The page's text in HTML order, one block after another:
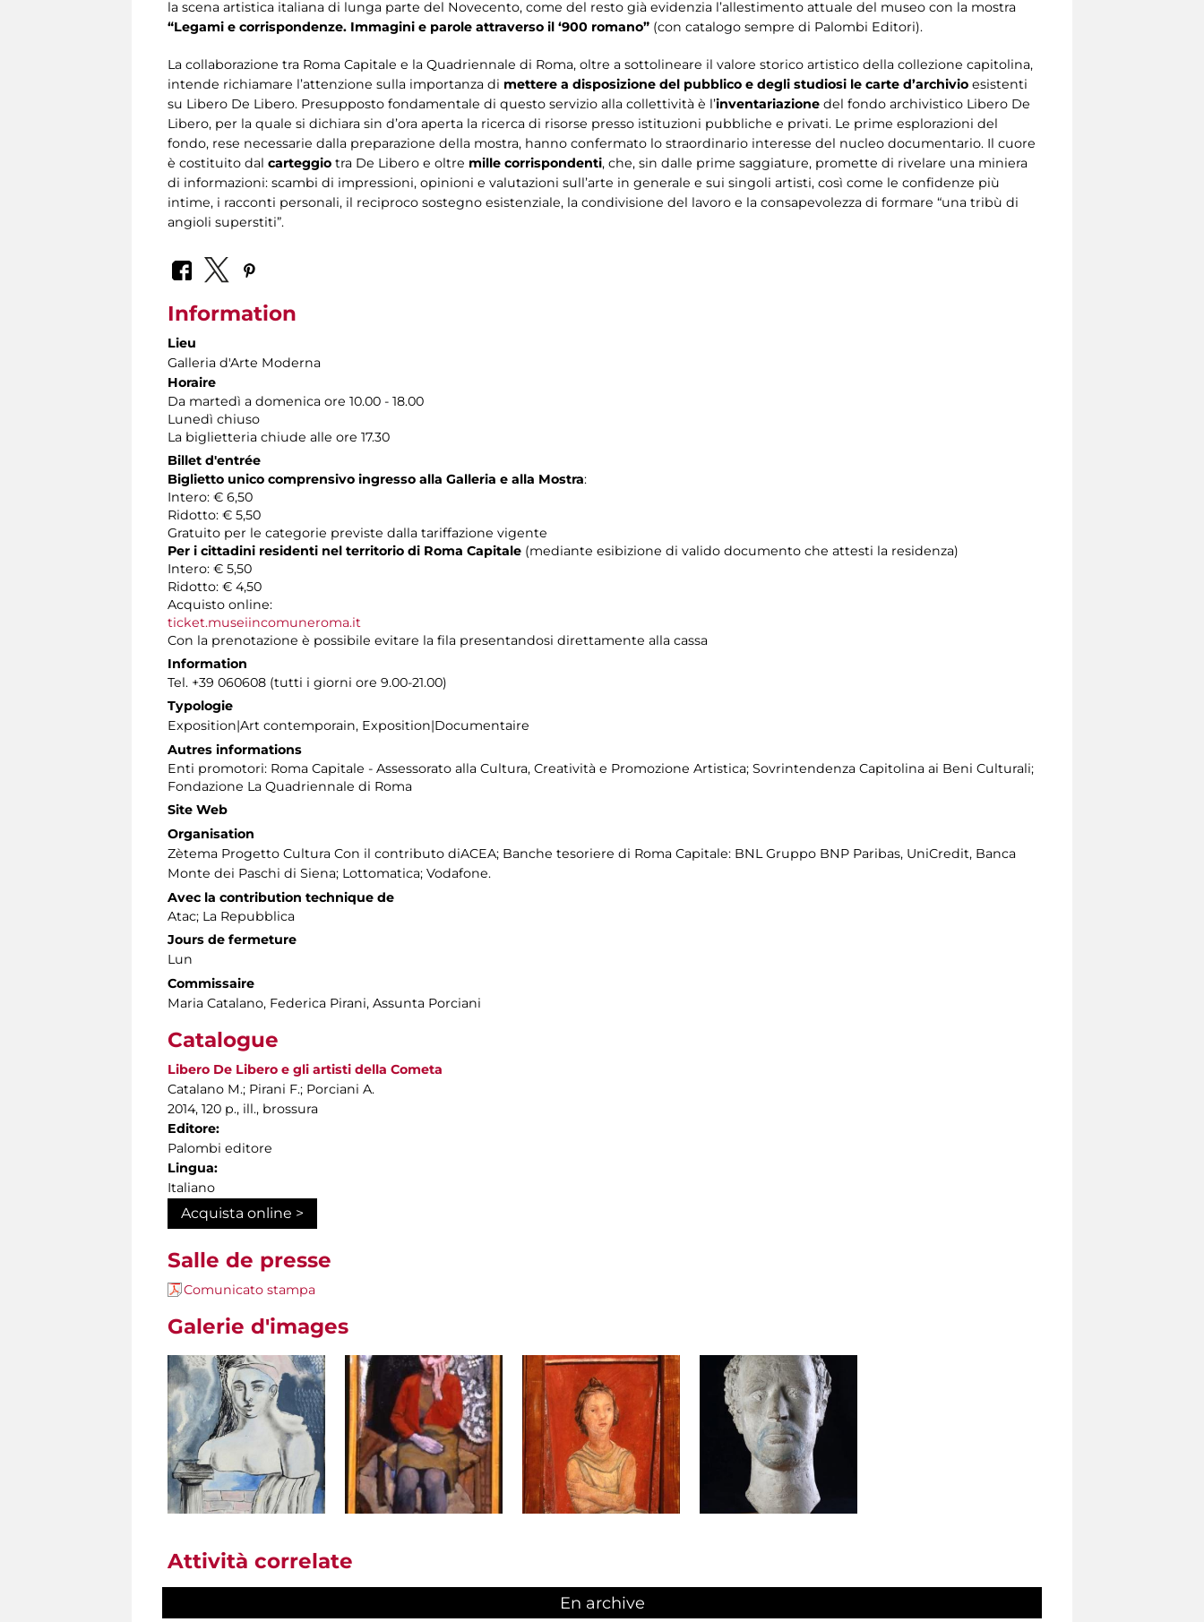
la scena artistica italiana di lunga parte del Novecento, come del resto già evidenzia l’allestimento attuale del museo con la mostra
“Legami e corrispondenze. Immagini e parole attraverso il ‘900 romano” (con catalogo sempre di Palombi Editori).
La collaborazione tra Roma Capitale e la Quadriennale di Roma, oltre a sottolineare il valore storico artistico della collezione capitolina,
intende richiamare l’attenzione sulla importanza di mettere a disposizione del pubblico e degli studiosi le carte d’archivio esistenti
su Libero De Libero. Presupposto fondamentale di questo servizio alla collettività è l’inventariazione del fondo archivistico Libero De
Libero, per la quale si dichiara sin d’ora aperta la ricerca di risorse presso istituzioni pubbliche e privati. Le prime esplorazioni del
fondo, rese necessarie dalla preparazione della mostra, hanno confermato lo straordinario interesse del nucleo documentario. Il cuore
è costituito dal carteggio tra De Libero e oltre mille corrispondenti, che, sin dalle prime saggiature, promette di rivelare una miniera
di informazioni: scambi di impressioni, opinioni e valutazioni sull’arte in generale e sui singoli artisti, così come le confidenze più
intime, i racconti personali, il reciproco sostegno esistenziale, la condivisione del lavoro e la consapevolezza di formare “una tribù di
angioli superstiti”.
Information
Lieu
Galleria d'Arte Moderna
Horaire
Da martedì a domenica ore 10.00 - 18.00
Lunedì chiuso
La biglietteria chiude alle ore 17.30
Billet d'entrée
Biglietto unico comprensivo ingresso alla Galleria e alla Mostra:
Intero: € 6,50
Ridotto: € 5,50
Gratuito per le categorie previste dalla tariffazione vigente
Per i cittadini residenti nel territorio di Roma Capitale (mediante esibizione di valido documento che attesti la residenza)
Intero: € 5,50
Ridotto: € 4,50
Acquisto online:
ticket.museiincomuneroma.it
Con la prenotazione è possibile evitare la fila presentandosi direttamente alla cassa
Information
Tel. +39 060608 (tutti i giorni ore 9.00-21.00)
Typologie
Exposition|Art contemporain, Exposition|Documentaire
Autres informations
Enti promotori: Roma Capitale - Assessorato alla Cultura, Creatività e Promozione Artistica; Sovrintendenza Capitolina ai Beni Culturali;
Fondazione La Quadriennale di Roma
Site Web
Organisation
Zètema Progetto Cultura Con il contributo diACEA; Banche tesoriere di Roma Capitale: BNL Gruppo BNP Paribas, UniCredit, Banca
Monte dei Paschi di Siena; Lottomatica; Vodafone.
Avec la contribution technique de
Atac; La Repubblica
Jours de fermeture
Lun
Commissaire
Maria Catalano, Federica Pirani, Assunta Porciani
Catalogue
Libero De Libero e gli artisti della Cometa
Catalano M.; Pirani F.; Porciani A.
2014, 120 p., ill., brossura
Editore:
Palombi editore
Lingua:
Italiano
Acquista online >
Salle de presse
Comunicato stampa
Galerie d'images
Attività correlate
En archive